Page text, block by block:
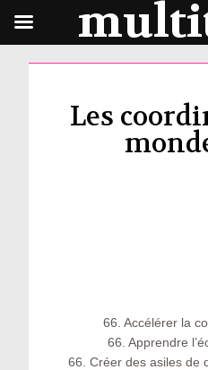
Les
66. Accélérer la
66. Apprendre
66. Créer des asiles de